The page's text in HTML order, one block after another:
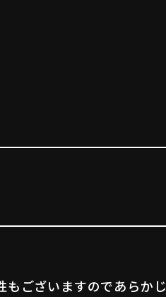
ございますのであらか